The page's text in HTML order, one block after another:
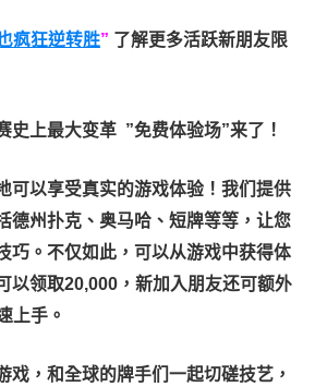
疯狂逆转胜” 了解更多活跃新朋友限
史上最大变革 ”免费体验场”来了！
可以享受真实的游戏体验！我们提供
德州扑克、奥马哈、短牌等等，让您
巧。不仅如此， 可以从游戏中获得体
以领取20,000，新加入朋友还可额外
上手。
戏，和全球的牌手们一起切磋技艺，